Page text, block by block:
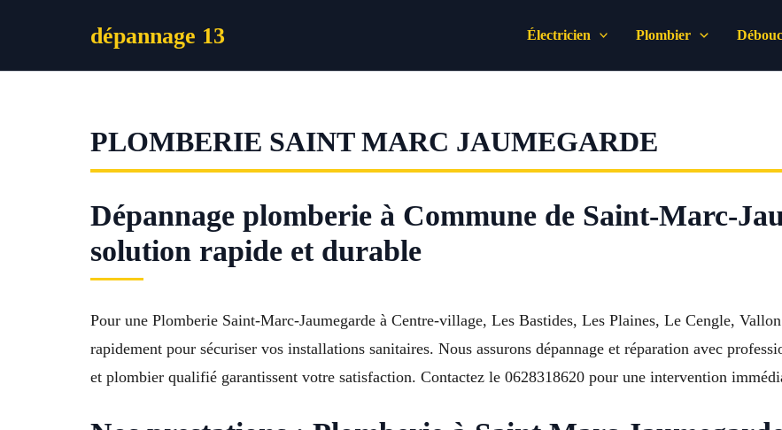
dépannage 13 Électricien Plombier
PLOMBERIE SAINT MARC JAUMEGARDE
Dépannage plomberie à Commune de Saint-Marc-
solution rapide et durable
Pour une Plomberie Saint-Marc-Jaumegarde à Centre-village, Les Bastides, Les Plaines, Le Cengle,
rapidement pour sécuriser vos installations sanitaires. Nous assurons dépannage et réparation avec
et plombier qualifié garantissent votre satisfaction. Contactez le 0628318620 pour une intervention